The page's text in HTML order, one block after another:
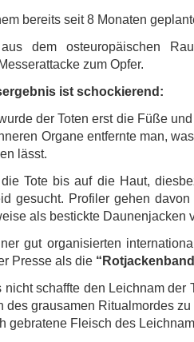
bereits seit 8 Monaten
dem osteuropäischen
zum Opfer.
ist schockierend:
der Toten erst die Füße
Organe entfernte man,
lässt.
Tote bis auf die Haut,
gesucht. Profiler gehen
als bestickte Daunenjacken
gut organisierten
Presse als die
schaffte den Leichnam der
des grausamen Ritualmordes
gebratene Fleisch des